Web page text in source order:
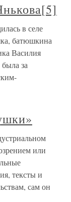
в селе
батюшкина
Василия
за
или
тексты и
сам он